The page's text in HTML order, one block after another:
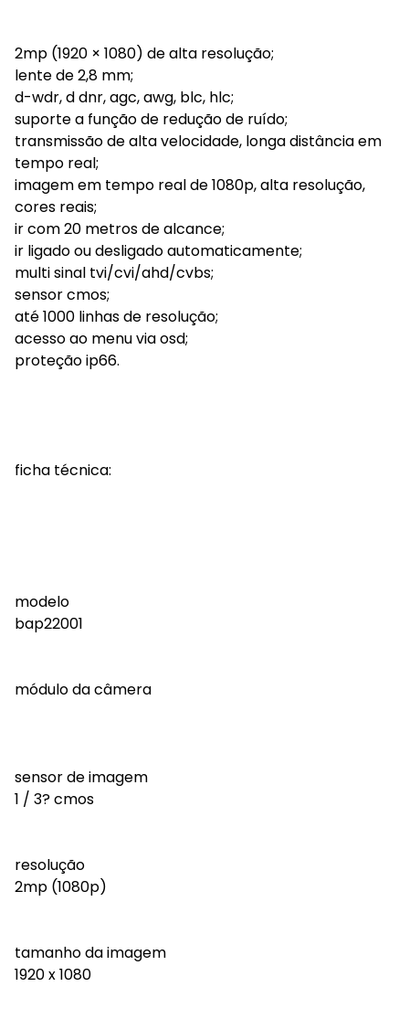
2mp (1920 × 1080) de alta resolução;
lente de 2,8 mm;
d-wdr, d dnr, agc, awg, blc, hlc;
suporte a função de redução de ruído;
transmissão de alta velocidade, longa distância em
tempo real;
imagem em tempo real de 1080p, alta resolução,
cores reais;
ir com 20 metros de alcance;
ir ligado ou desligado automaticamente;
multi sinal tvi/cvi/ahd/cvbs;
sensor cmos;
até 1000 linhas de resolução;
acesso ao menu via osd;
proteção ip66.
ficha técnica:
modelo
bap22001
módulo da câmera
sensor de imagem
1 / 3? cmos
resolução
2mp (1080p)
tamanho da imagem
1920 x 1080